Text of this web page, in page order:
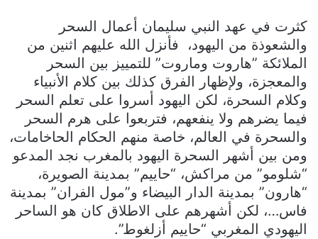
كثرت في عهد النبي سليمان أعمال السحر
والشعوذة من اليهود، فأنزل الله عليهم اثنين من
الملائكة ”هاروت وماروت” للتمييز بين السحر
والمعجزة، ولإظهار الفرق كذلك بين كلام الأنبياء
وكلام السحرة، لكن اليهود أسروا على تعلم السحر
فيما يضرهم ولا ينفعهم، فتربعوا على هرم السحر
والسحرة في العالم، خاصة منهم الحكام الحاخامات،
ومن بين أشهر السحرة اليهود بالمغرب نجد المدعو
“شلومو” من مراكش، “حاييم” بمدينة الصويرة،
“هارون” بمدينة الدار البيضاء و”مول الفران” بمدينة
فاس…، لكن أشهرهم على الاطلاق كان هو الساحر
اليهودي المغربي “حاييم أزلغوط”.